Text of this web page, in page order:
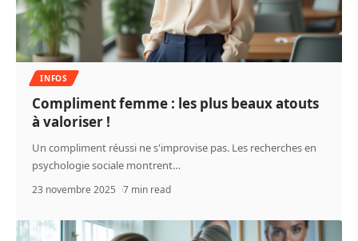
INFOS
Compliment femme : les plus beaux atouts
à valoriser !
Un compliment réussi ne s'improvise pas. Les recherches en
psychologie sociale montrent…
23 novembre 2025 7 min read